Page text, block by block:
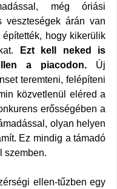
még óriási
veszteségek árán van
hogy kikerülik
Ezt kell neked is
a piacodon. Új
teremteni, felépíteni
közvetlenül eléred a
erősségében a
olyan helyen
Ez mindig a támadó
szemben.
ellen-tűzben egy